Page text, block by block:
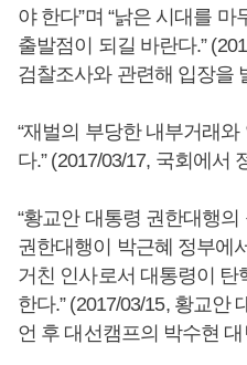
야 한다”며 “낡은 시대를
출발점이 되길 바란다.”
검찰조사와 관련해 입장을
“재벌의 부당한 내부거래
다.” (2017/03/17, 국회에서
“황교안 대통령 권한대행
권한대행이 박근혜 정부에
거친 인사로서 대통령이
한다.” (2017/03/15, 황교안
언 후 대선캠프의 박수현